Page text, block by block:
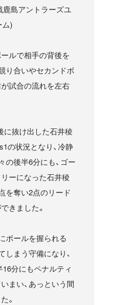
島アントラーズユ
ム)
ルで相手の背後を
り合いやセカンドボ
試合の流れを左右
に抜け出した石井稜
の状況となり、冷静
の後半6分にも、ゴー
ーになった石井稜
を奪い2点のリード
きました。
ボールを握られる
しまう守備になり、
分にもペナルティ
まい、あっという間
。